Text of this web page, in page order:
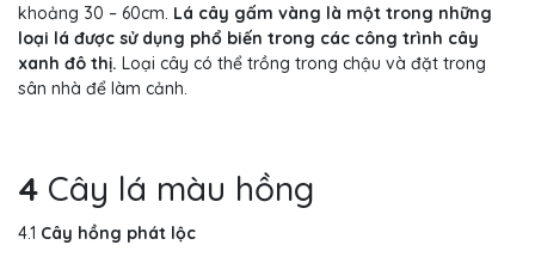
khoảng 30 – 60cm. Lá cây gấm vàng là một trong những
loại lá được sử dụng phổ biến trong các công trình cây
xanh đô thị. Loại cây có thể trồng trong chậu và đặt trong
sân nhà để làm cảnh.
4 Cây lá màu hồng
4.1 Cây hồng phát lộc